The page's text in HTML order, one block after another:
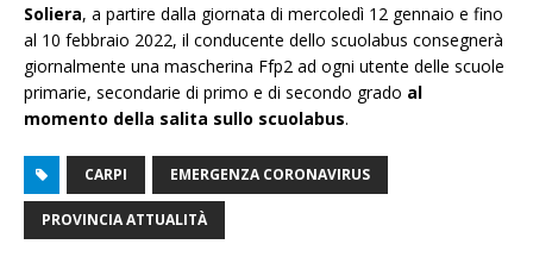
Soliera, a partire dalla giornata di mercoledì 12 gennaio e fino
al 10 febbraio 2022, il conducente dello scuolabus consegnerà
giornalmente una mascherina Ffp2 ad ogni utente delle scuole
primarie, secondarie di primo e di secondo grado al
momento della salita sullo scuolabus.
CARPI EMERGENZA CORONAVIRUS
PROVINCIA ATTUALITÀ